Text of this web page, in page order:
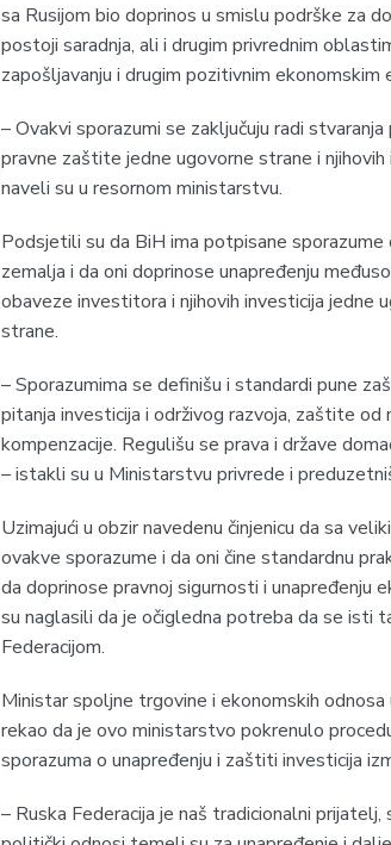
sa Rusijom bio doprinos u smislu podrške za
postoji saradnja, ali i drugim privrednim
zapošljavanju i drugim pozitivnim ekonomskim
– Ovakvi sporazumi se zaključuju radi
pravne zaštite jedne ugovorne strane i
naveli su u resornom ministarstvu.
Podsjetili su da BiH ima potpisane
zemalja i da oni doprinose unapređenju
obaveze investitora i njihovih investicija jedne
strane.
– Sporazumima se definišu i standardi pune
pitanja investicija i održivog razvoja, zaštite
kompenzacije. Regulišu se prava i države
– istakli su u Ministarstvu privrede i
Uzimajući u obzir navedenu činjenicu da sa
ovakve sporazume i da oni čine standardnu
da doprinose pravnoj sigurnosti i unapređenju
su naglasili da je očigledna potreba da se isti
Federacijom.
Ministar spoljne trgovine i ekonomskih
rekao da je ovo ministarstvo pokrenulo
sporazuma o unapređenju i zaštiti investicija
– Ruska Federacija je naš tradicionalni